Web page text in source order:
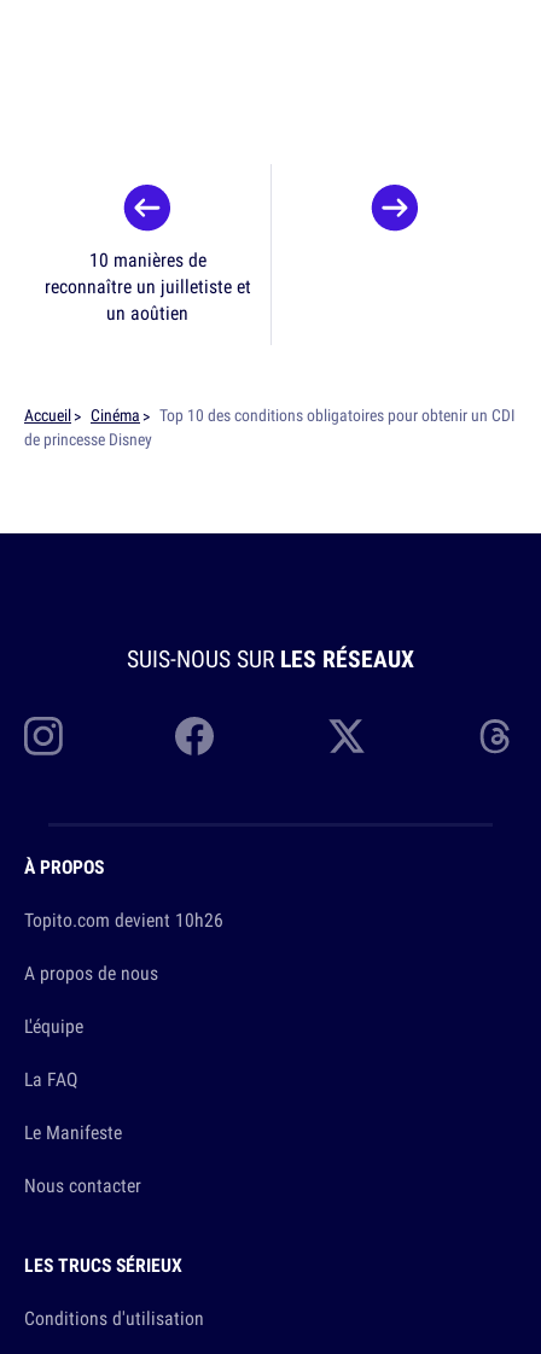
10 manières de
reconnaître un juilletiste et
un aoûtien
Accueil Cinéma
Top 10 des conditions obligatoires pour obtenir un CDI
de princesse Disney
SUIS-NOUS SUR LES RÉSEAUX
À PROPOS
Topito.com devient 10h26
A propos de nous
L'équipe
La FAQ
Le Manifeste
Nous contacter
LES TRUCS SÉRIEUX
Conditions d'utilisation